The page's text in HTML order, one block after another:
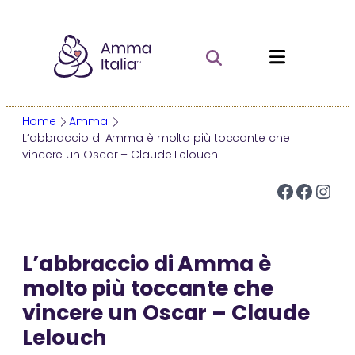
contenuto
CHI E’ AMMA
MA CENTER
ATTIVITA’ IN ITALIA
Le opere e la missione
Darshan
Saggezza e Pratiche Spirituali
Home
Amma
L’abbraccio di Amma è molto più toccante che
vincere un Oscar – Claude Lelouch
Facebook Facebook Instagram
L’abbraccio di Amma è
molto più toccante che
vincere un Oscar – Claude
Lelouch